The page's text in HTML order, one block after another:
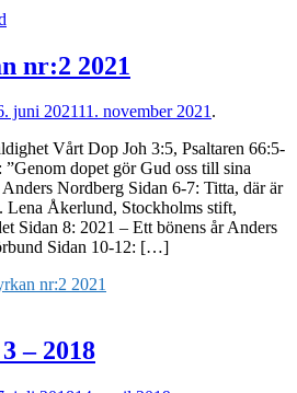
nr:2 2021
juni 202111. november 2021.
Vårt Dop Joh 3:5, Psaltaren 66:5-
dopet gör Gud oss till sina
Nordberg Sidan 6-7: Titta, där är
Lena Åkerlund, Stockholms stift,
Sidan 8: 2021 – Ett bönens år Anders
Sidan 10-12: […]
nr:2 2021
– 2018